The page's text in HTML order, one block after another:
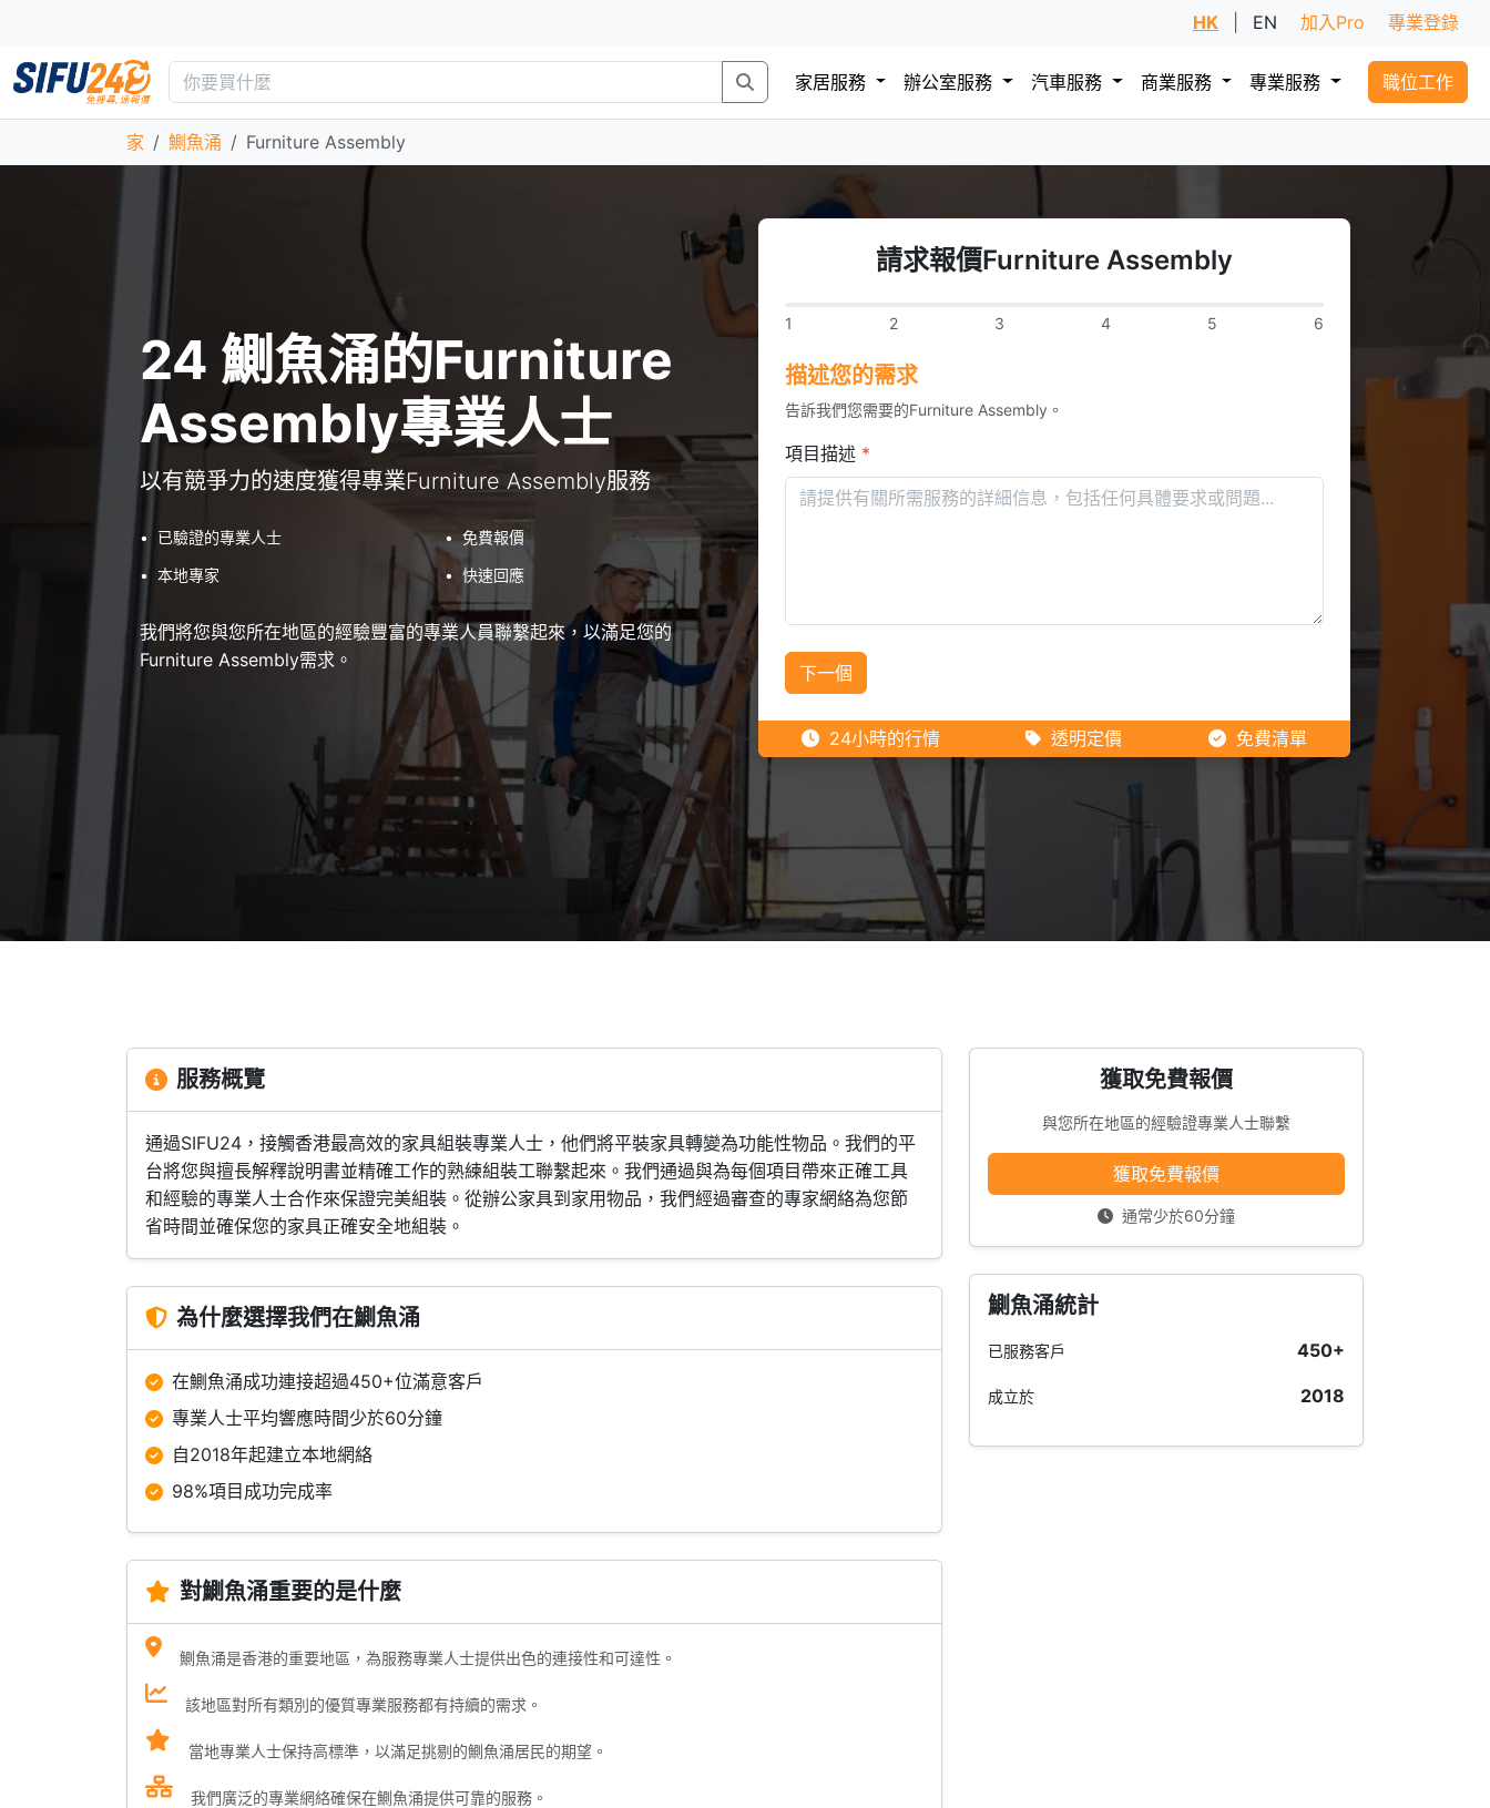
HK EN 加入Pro 專業登錄
家居服務 辦公室服務 汽車服務 商業服務 專業服務 職位工作
家 鰂魚涌 Furniture Assembly
24 鰂魚涌的Furniture
Assembly專業人士
以有競爭力的速度獲得專業Furniture Assembly服務
• 已驗證的專業人士 • 免費報價
• 本地專家 • 快速回應
我們將您與您所在地區的經驗豐富的專業人員聯繫起來，以滿足您的
Furniture Assembly需求。
請求報價Furniture Assembly
1 2 3 4 5 6
描述您的需求
告訴我們您需要的Furniture Assembly。
項目描述 *
下一個
24小時的行情 透明定價 免費清單
服務概覽
通過SIFU24，接觸香港最高效的家具組裝專業人士，他們將平裝家具轉變為功能性物品。我們的平
台將您與擅長解釋說明書並精確工作的熟練組裝工聯繫起來。我們通過與為每個項目帶來正確工具
和經驗的專業人士合作來保證完美組裝。從辦公家具到家用物品，我們經過審查的專家網絡為您節
省時間並確保您的家具正確安全地組裝。
為什麼選擇我們在鰂魚涌
在鰂魚涌成功連接超過450+位滿意客戶
專業人士平均響應時間少於60分鐘
自2018年起建立本地網絡
98%項目成功完成率
對鰂魚涌重要的是什麼
鰂魚涌是香港的重要地區，為服務專業人士提供出色的連接性和可達性。
該地區對所有類別的優質專業服務都有持續的需求。
當地專業人士保持高標準，以滿足挑剔的鰂魚涌居民的期望。
我們廣泛的專業網絡確保在鰂魚涌提供可靠的服務。
獲取免費報價
與您所在地區的經驗證專業人士聯繫
獲取免費報價
通常少於60分鐘
鰂魚涌統計
已服務客戶 450+
成立於 2018